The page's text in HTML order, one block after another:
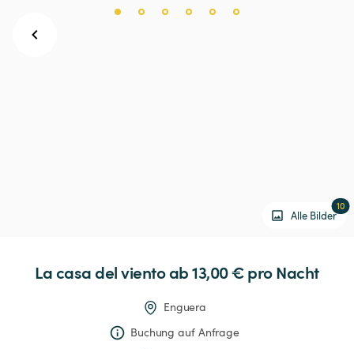
Alle Bilder
10
Lacasadelviento ab 13,00 € pro Nacht
Enguera
Buchung auf Anfrage